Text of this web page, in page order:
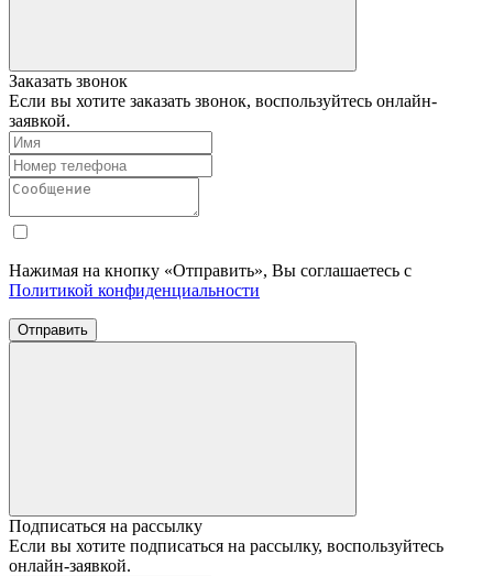
Заказать звонок
Если вы хотите заказать звонок, воспользуйтесь онлайн-
заявкой.
Нажимая на кнопку «Отправить», Вы соглашаетесь с
Политикой конфиденциальности
Отправить
Подписаться на рассылку
Если вы хотите подписаться на рассылку, воспользуйтесь
онлайн-заявкой.